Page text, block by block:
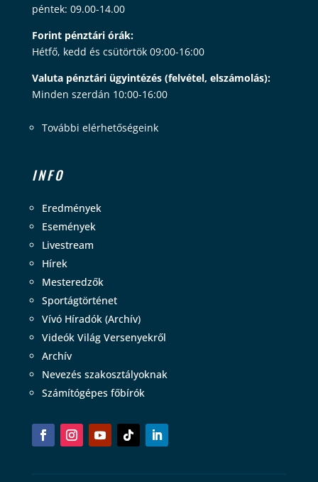
péntek: 09.00-14.00
Forint pénztári órák:
Hétfő, kedd és csütörtök 09:00-16:00
Valuta pénztári ügyintézés (felvétel, elszámolás):
Minden szerdán 10:00-16:00
További elérhetőségeink
INFO
Eredmények
Események
Livestream
Hírek
Mesteredzők
Sportágtörténet
Vívó Híradók (Archív)
Videók Világ Versenyekről
Archív
Nevezés szakosztályoknak
Számítógépes főbírók